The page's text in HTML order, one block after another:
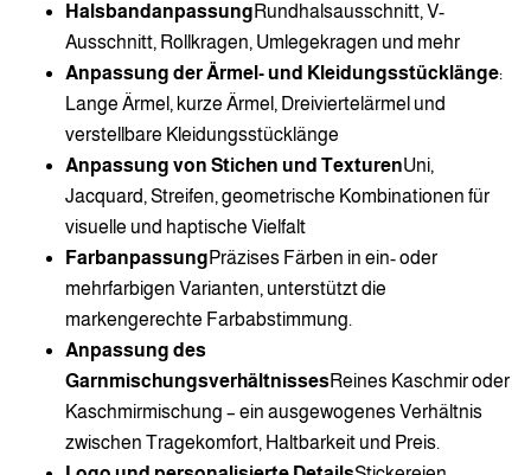
Halsbandanpassung Rundhalsausschnitt, V-
Ausschnitt, Rollkragen, Umlegekragen und mehr
Anpassung der Ärmel- und Kleidungsstücklänge:
Lange Ärmel, kurze Ärmel, Dreiviertelärmel und
verstellbare Kleidungsstücklänge
Anpassung von Stichen und TexturenUni,
Jacquard, Streifen, geometrische Kombinationen für
visuelle und haptische Vielfalt
FarbanpassungPräzises Färben in ein- oder
mehrfarbigen Varianten, unterstützt die
markengerechte Farbabstimmung.
Anpassung des
Garnmischungsverhältnisses Reines Kaschmir oder
Kaschmirmischung – ein ausgewogenes Verhältnis
zwischen Tragekomfort, Haltbarkeit und Preis.